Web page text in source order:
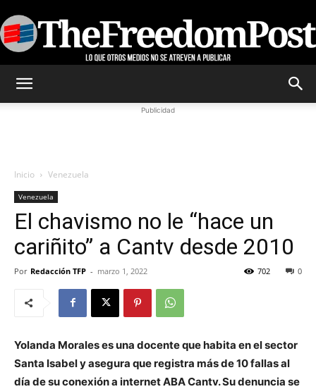
Publicidad
Inicio Venezuela
Venezuela
El chavismo no le “hace un
cariñito” a Cantv desde 2010
Por Redacción TFP - marzo 1, 2022 0
702
Yolanda Morales es una docente que habita en el sector
Santa Isabel y asegura que registra más de 10 fallas al
día de su conexión a internet ABA Cantv. Su denuncia se